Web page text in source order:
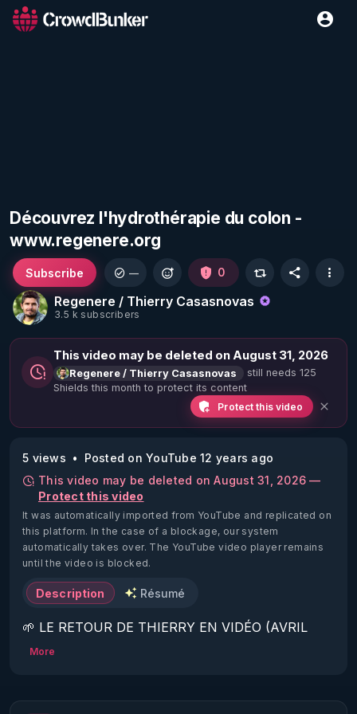
Découvrez l'hydrothérapie du colon -
www.regenere.org
Regenere / Thierry Casasnovas
3.5 k subscribers
Subscribe — 0
This video may be deleted on August 31, 2026
Regenere / Thierry Casasnovas
still needs 125
Shields this month to protect its content
Protect this video
5 views
Posted on YouTube 12 years ago
This video may be deleted on August 31, 2026 —
Protect this video
It was automatically imported from YouTube and replicated on
this platform. In the case of a blockage, our system
automatically takes over. The YouTube video player remains
until the video is blocked.
Description Résumé
🌱 LE RETOUR DE THIERRY EN VIDÉO (AVRIL
2022)!
https://www.rgnr.fr/presentation.html
More